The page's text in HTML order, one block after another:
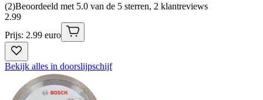
(2)Beoordeeld met 5.0 van de 5 sterren, 2 klantreviews
2.99
Prijs: 2.99 euro
Bekijk alles in doorslijpschijf